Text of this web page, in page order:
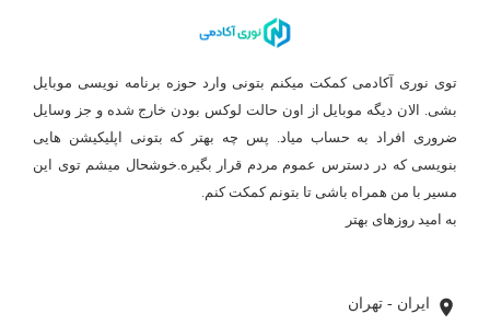
توی نوری آکادمی کمکت میکنم بتونی وارد حوزه برنامه نویسی موبایل
بشی. الان دیگه موبایل از اون حالت لوکس بودن خارج شده و جز وسایل
ضروری افراد به حساب میاد. پس چه بهتر که بتونی اپلیکیشن هایی
بنویسی که در دسترس عموم مردم قرار بگیره.خوشحال میشم توی این
مسیر با من همراه باشی تا بتونم کمکت کنم.
به امید روزهای بهتر
ایران - تهران